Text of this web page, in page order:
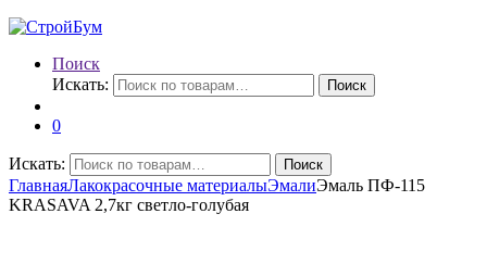
Поиск
Искать:
Поиск
0
Искать: Поиск
ГлавнаяЛакокрасочные материалыЭмалиЭмаль ПФ-115
KRASAVA 2,7кг светло-голубая